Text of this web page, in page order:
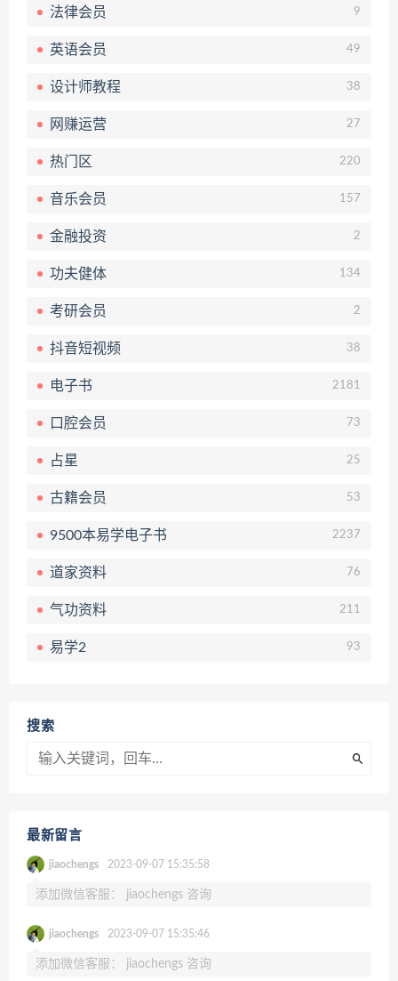
法律会员 9
英语会员 49
设计师教程 38
网赚运营 27
热门区 220
音乐会员 157
金融投资 2
功夫健体 134
考研会员 2
抖音短视频 38
电子书 2181
口腔会员 73
占星 25
古籍会员 53
9500本易学电子书 2237
道家资料 76
气功资料 211
易学2 93
搜索
最新留言
jiaochengs 2023-09-07 15:35:58
添加微信客服： jiaochengs 咨询
jiaochengs 2023-09-07 15:35:46
添加微信客服： jiaochengs 咨询